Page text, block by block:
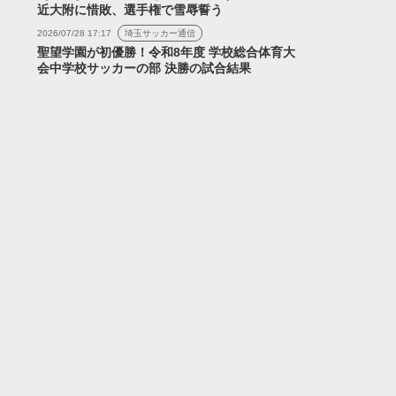
近大附に惜敗、選手権で雪辱誓う
2026/07/28 17:17 埼玉サッカー通信
聖望学園が初優勝！令和8年度 学校総合体育大
会中学校サッカーの部 決勝の試合結果